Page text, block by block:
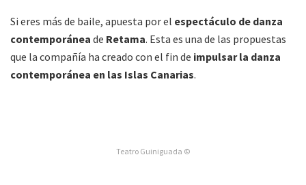
Si eres más de baile, apuesta por el espectáculo de danza
contemporánea de Retama. Esta es una de las propuestas
que la compañía ha creado con el fin de impulsar la danza
contemporánea en las Islas Canarias.
Teatro Guiniguada ©